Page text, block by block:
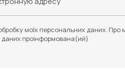
моїх персональних даних. Про
проінформована(ий)